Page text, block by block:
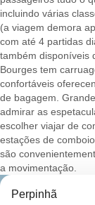
incluindo várias
(a viagem demora
com até 4 partidas
também disponíveis
Bourges tem
confortáveis
de bagagem.
admirar as
escolher viajar de
estações de
são
a movimentação.
Perpinhã